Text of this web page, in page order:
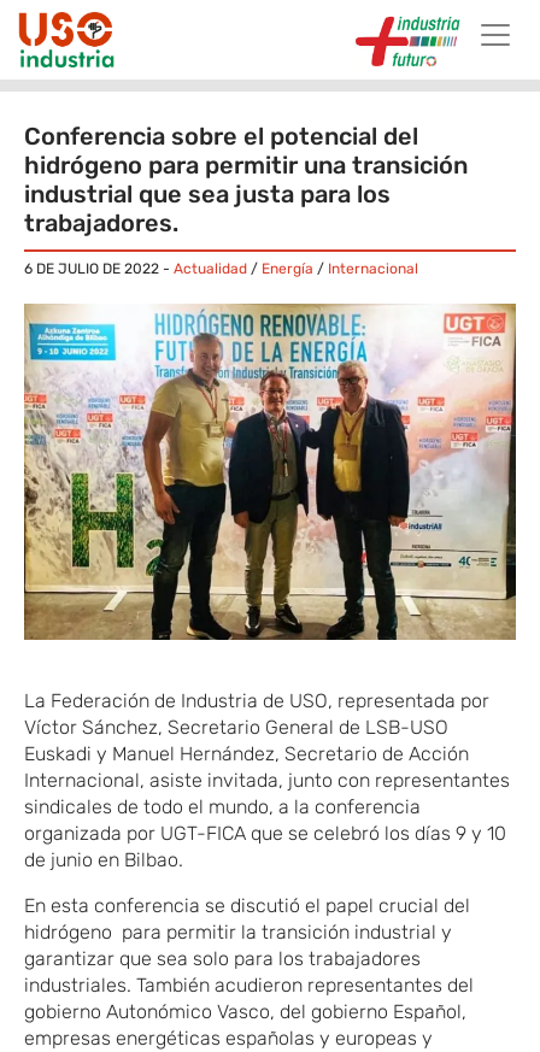
Skip to main content
Conferencia sobre el potencial del
hidrógeno para permitir una transición
industrial que sea justa para los
trabajadores.
6 DE JULIO DE 2022 - Actualidad / Energía / Internacional
La Federación de Industria de USO, representada por
Víctor Sánchez, Secretario General de LSB-USO
Euskadi y Manuel Hernández, Secretario de Acción
Internacional, asiste invitada, junto con representantes
sindicales de todo el mundo, a la conferencia
organizada por UGT-FICA que se celebró los días 9 y 10
de junio en Bilbao.
En esta conferencia se discutió el papel crucial del
hidrógeno para permitir la transición industrial y
garantizar que sea solo para los trabajadores
industriales. También acudieron representantes del
gobierno Autonómico Vasco, del gobierno Español,
empresas energéticas españolas y europeas y